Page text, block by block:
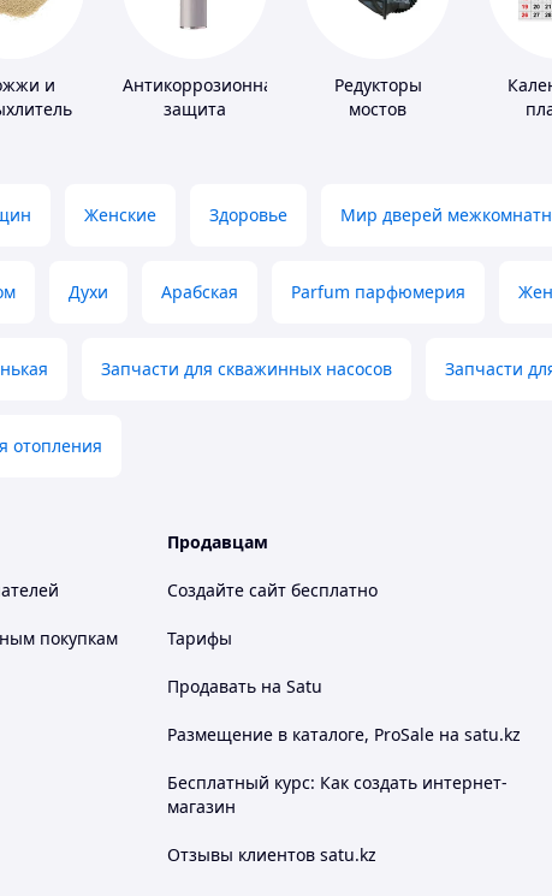
и
Антикоррозионная
защита
Редукторы
мостов
Женские Здоровье Мир дверей
Духи Арабская Parfum парфюмерия
Запчасти для скважинных насосов Запчасти
отопления
покупкам
Продавцам
Создайте сайт бесплатно
Тарифы
Продавать на Satu
Размещение в каталоге, ProSale на satu.kz
Бесплатный курс: Как создать интернет-
магазин
Отзывы клиентов satu.kz